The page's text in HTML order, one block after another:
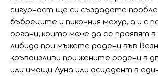
сигурност ще си създадете
бъбреците и пикочния мехур, а и с
органи, които може да се проявят
либидо при мъжете родени във
кръвоизливи при жените родени в
или имащи Луна или асцедент в